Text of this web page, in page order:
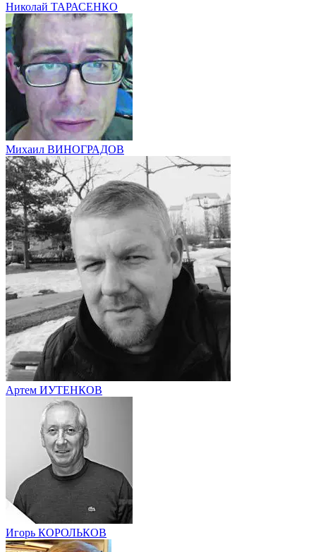
Николай ТАРАСЕНКО
Михаил ВИНОГРАДОВ
Артем ИУТЕНКОВ
Игорь КОРОЛЬКОВ